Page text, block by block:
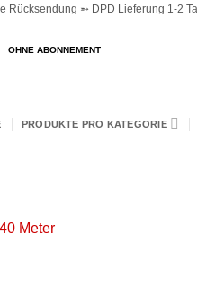
Rücksendung ➵ DPD Lieferung 1-2
OHNE ABONNEMENT
PRODUKTE PRO KATEGORIE